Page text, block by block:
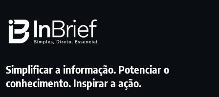
Simplificar a informação. Potenciar o
conhecimento. Inspirar a ação.